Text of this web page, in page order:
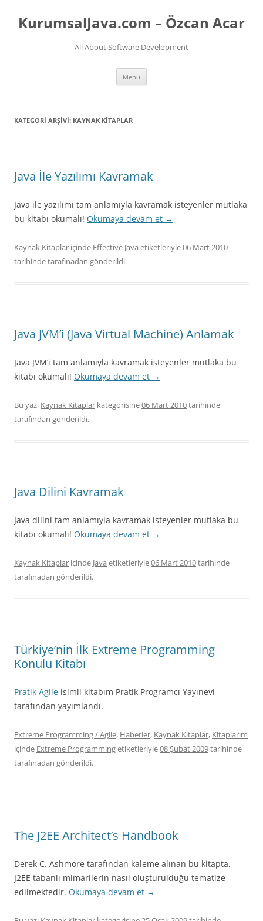
KurumsalJava.com – Özcan Acar
All About Software Development
Menü
KATEGORI ARŞIVI: KAYNAK KITAPLAR
Java İle Yazılımı Kavramak
Java ile yazılımı tam anlamıyla kavramak isteyenler mutlaka
bu kitabı okumalı! Okumaya devam et →
Kaynak Kitaplar içinde Effective Java etiketleriyle06 Mart 2010
tarihindetarafınadan gönderildi.
Java JVM’i (Java Virtual Machine) Anlamak
Java JVM’i tam anlamıyla kavramak isteyenler mutlaka bu
kitabı okumalı! Okumaya devam et →
Bu yazı Kaynak Kitaplar kategorisine06 Mart 2010tarihinde
tarafından gönderildi.
Java Dilini Kavramak
Java dilini tam anlamıyla kavramak isteyenler mutlaka bu
kitabı okumalı! Okumaya devam et →
Kaynak Kitaplar içinde Java etiketleriyle06 Mart 2010tarihinde
tarafınadan gönderildi.
Türkiye’nin İlk Extreme Programming
Konulu Kitabı
Pratik Agile isimli kitabım Pratik Programcı Yayınevi
tarafından yayımlandı.
Extreme Programming / Agile, Haberler, Kaynak Kitaplar, Kitaplarım
içinde Extreme Programmingetiketleriyle08 Şubat 2009tarihinde
tarafınadan gönderildi.
The J2EE Architect’s Handbook
Derek C. Ashmore tarafından kaleme alınan bu kitapta,
J2EE tabanlı mimarilerin nasıl oluşturulduğu tematize
edilmektedir. Okumaya devam et →